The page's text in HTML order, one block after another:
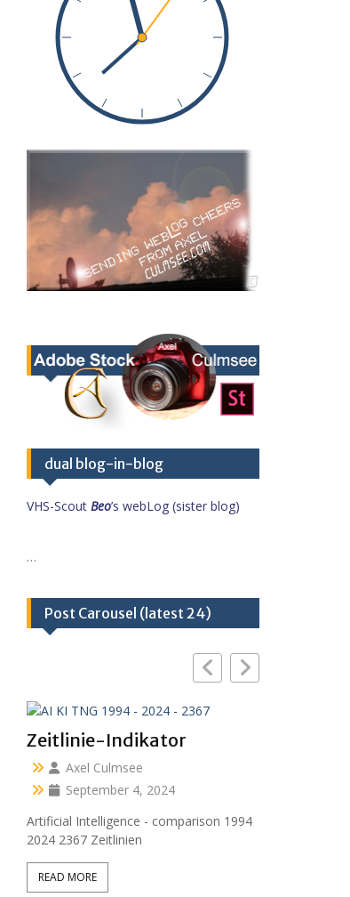
dual blog-in-blog
VHS-ScoutBeo’s webLog (sister blog)
…
Post Carousel (latest 24)
Zeitlinie-Indikator
Axel Culmsee
September 4, 2024
Artificial Intelligence - comparison 1994
2024 2367 Zeitlinien
READ MORE